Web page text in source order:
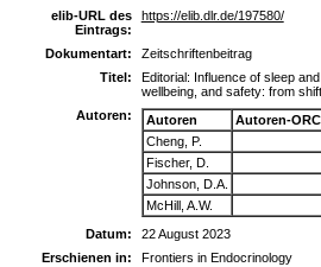
elib-URL des
Eintrags:
https://elib.dlr.de/197580/
Dokumentart:
Zeitschriftenbeitrag
Titel:
Editorial: Influence of sleep
wellbeing, and safety: from
Autoren:
Autoren
Autoren-
Cheng, P.
Fischer, D.
Johnson, D.A.
McHill, A.W.
Datum:
22 August 2023
Erschienen in:
Frontiers in Endocrinology